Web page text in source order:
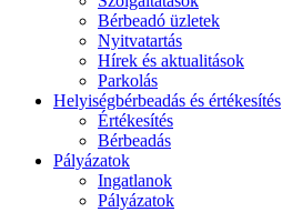
Bérbeadó üzletek
Nyitvatartás
Hírek és aktualitások
Parkolás
Helyiségbérbeadás és értékesítés
Értékesítés
Bérbeadás
Pályázatok
Ingatlanok
Pályázatok